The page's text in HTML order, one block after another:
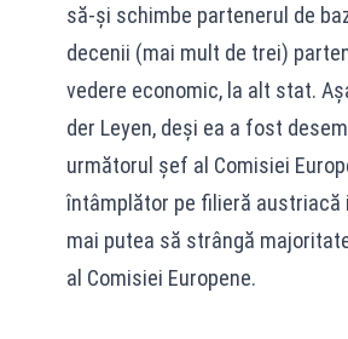
să-și schimbe partenerul de
decenii (mai mult de trei)
vedere economic, la alt stat.
der Leyen, deși ea a fost
următorul șef al Comisiei
întâmplător pe filieră austriacă
mai putea să strângă
al Comisiei Europene.